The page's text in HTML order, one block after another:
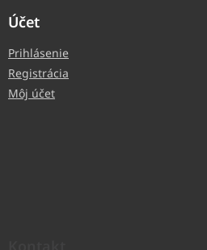
Účet
Prihlásenie
Registrácia
Môj účet